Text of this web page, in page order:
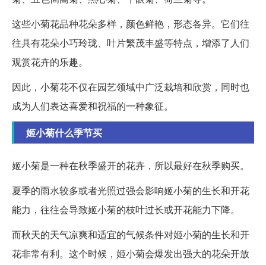
这些小菊花品种花朵多样，颜色鲜艳，形态各异。它们往
往具有花朵小巧玲珑、叶片繁茂丰盛等特点，增添了人们
观赏花卉的乐趣。
因此，小菊花不仅在园艺领域中广泛栽培和欣赏，同时也
成为人们表达喜爱和祝福的一种象征。
姬小菊什么季节买
姬小菊是一种在秋季盛开的花卉，所以最好在秋季购买。
夏季的雨水较多或者光照过强会影响姬小菊的生长和开花
能力，往往会导致姬小菊的枝叶过长或开花能力下降。
而秋天的天气凉爽和适宜的气候条件对姬小菊的生长和开
花非常有利。这个时候，姬小菊会爆发出强大的花朵开放